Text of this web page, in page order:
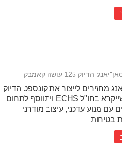
הדיוק 125 עושה קאמבק
מחזירים לייצור את קונספט הדיוק
125 - שייקרא בחו"ל ECHS ויתווסף לתחום
עם מנוע עדכני, עיצוב מודרני
בטיחות